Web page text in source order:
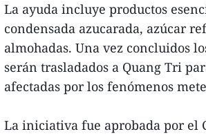
La ayuda incluye productos
condensada azucarada, azúcar
almohadas. Una vez concluidos
serán trasladados a Quang Tri
afectadas por los fenómenos
La iniciativa fue aprobada por el